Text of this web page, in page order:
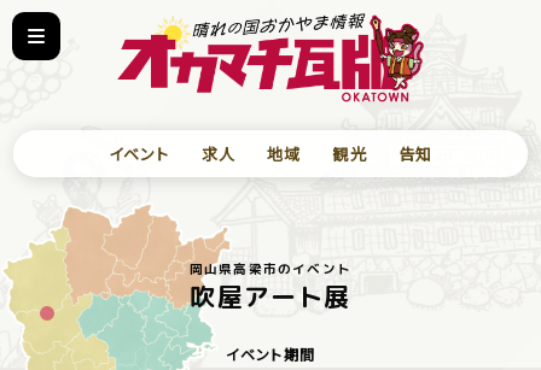
イベント 求人 地域 観光 告知
岡山県高梁市のイベント
吹屋アート展
イベント期間